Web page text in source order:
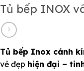
Tủ bếp INOX
Tủ bếp Inox cánh
vẻ đẹp hiện đại –